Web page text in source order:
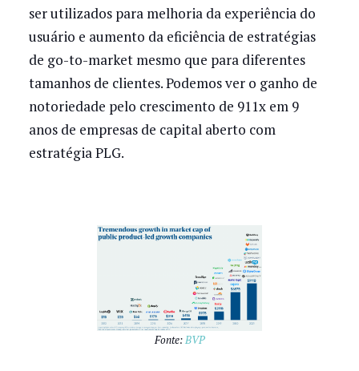
ser utilizados para melhoria da experiência do
usuário e aumento da eficiência de estratégias
de go-to-market mesmo que para diferentes
tamanhos de clientes. Podemos ver o ganho de
notoriedade pelo crescimento de 911x em 9
anos de empresas de capital aberto com
estratégia PLG.
Fonte:BVP